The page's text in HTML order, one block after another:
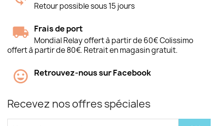
Retour possible sous 15 jours
Frais de port
Mondial Relay offert à partir de 60€ Colissimo
offert à partir de 80€. Retrait en magasin gratuit.
Retrouvez-nous sur Facebook
Recevez nos offres spéciales